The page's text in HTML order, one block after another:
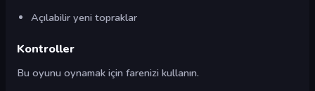
Açılabilir yeni topraklar
Kontroller
Bu oyunu oynamak için farenizi kullanın.